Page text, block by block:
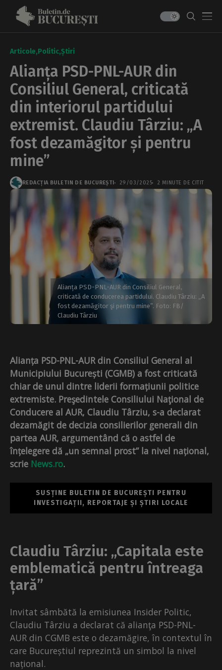
Articole Politic Știri
Alianța PSD-PNL-AUR din
Consiliul General, criticată
din interiorul partidului
extremist. Claudiu Târziu: „A
fost dezamăgitor și pentru
mine”
REDACȚIA BULETIN DE BUCUREȘTI 29/03/2025 2 MINUTE DE CITIT
Alianța PSD-PNL-AUR din Consiliul General,
criticată de conducerea partidului. Claudiu Târziu: „A
fost dezamăgitor şi pentru mine”. Foto: FB/
Claudiu Târziu
Alianța PSD-PNL-AUR din Consiliul General al
Municipiului București (CGMB) a fost criticată
chiar de unul dintre liderii formațiunii politice
extremiste. Preşedintele Consiliului Naţional de
Conducere al AUR, Claudiu Târziu, s-a declarat
dezamăgit de decizia consilierilor generali din
partea AUR, argumentând că o astfel de
înțelegere dă „un semnal prost”la nivel național,
scrie News.ro.
SUSȚINE BULETIN DE BUCUREȘTI PENTRU
INVESTIGAȚII, REPORTAJE ȘI ȘTIRI LOCALE
Claudiu Târziu: „Capitala este
emblematică pentru întreaga
țară”
Invitat sâmbătă la emisiunea Insider Politic,
Claudiu Târziu a declarat că alianţa PSD-PNL-
AUR din CGMB este o dezamăgire, în contextul în
care Bucureștiul reprezintă un simbol la nivel
național.